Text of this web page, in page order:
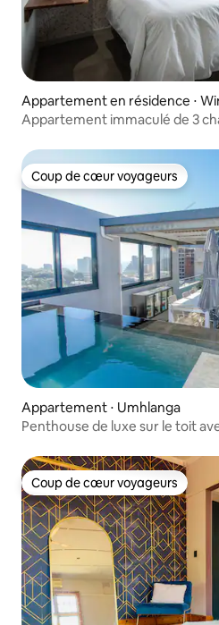
Appartement en résidence ⋅
Appartement immaculé de 3
Coup de cœur voyageurs
Coup de cœur voyageurs
Appartement ⋅ Umhlanga
Penthouse de luxe sur le toit
Coup de cœur voyageurs
Coup de cœur voyageurs